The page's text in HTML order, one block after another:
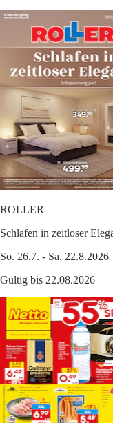
ROLLER
Schlafen in zeitloser
So. 26.7. - Sa. 22.8.2026
Gültig bis 22.08.2026